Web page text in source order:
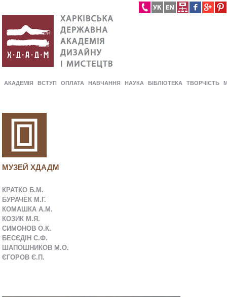
АКАДЕМІЯ ВСТУП ОПЛАТА НАВЧАННЯ НАУКА БІБЛІОТЕКА ТВОРЧІСТЬ
МУЗЕЙ ХДАДМ
КРАТКО Б.М.
БУРАЧЕК М.Г.
КОМАШКА А.М.
КОЗИК М.Я.
СИМОНОВ О.К.
БЕСЄДІН С.Ф.
ШАПОШНИКОВ М.О.
ЄГОРОВ Є.П.